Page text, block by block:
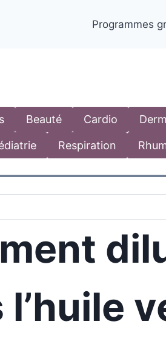
Programmes
Beauté Cardio
Respiration
l’huile